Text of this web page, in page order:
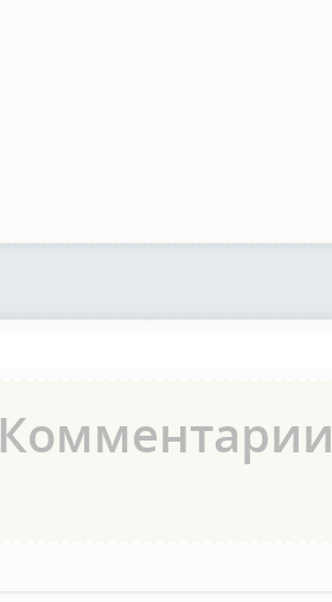
Комментарии